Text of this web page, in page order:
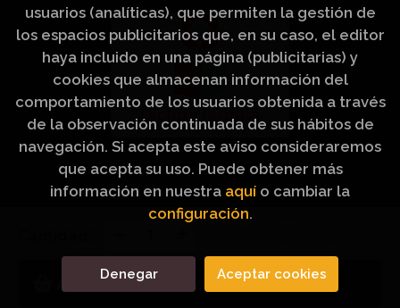
Añadir a mi cesta
Artículos Religiosos Peinado
usuarios (analíticas), que permiten la gestión de
los espacios publicitarios que, en su caso, el editor
haya incluido en una página (publicitarias) y
cookies que almacenan información del
comportamiento de los usuarios obtenida a través
de la observación continuada de sus hábitos de
navegación. Si acepta este aviso consideraremos
que acepta su uso. Puede obtener más
información en nuestra aquí o cambiar la
configuración.
Denegar Aceptar cookies